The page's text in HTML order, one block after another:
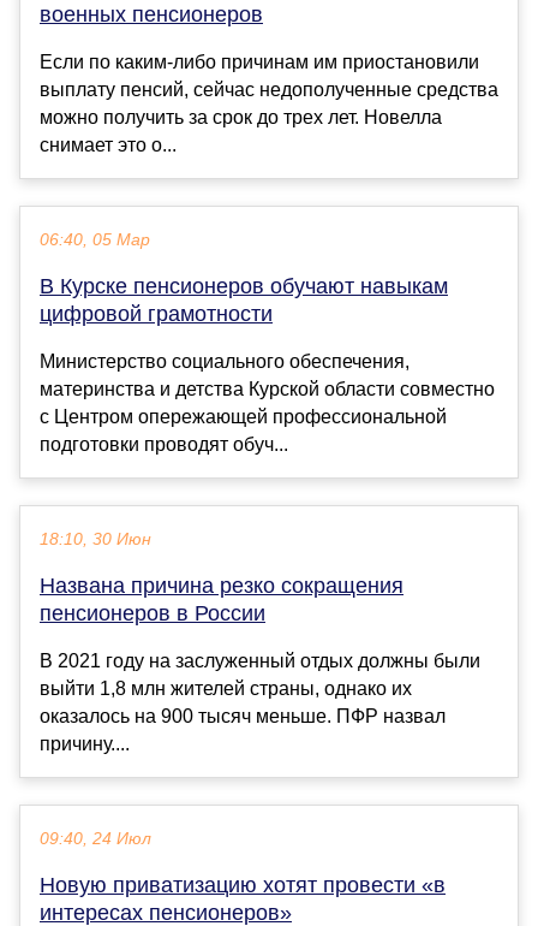
военных пенсионеров
Если по каким-либо причинам им приостановили
выплату пенсий, сейчас недополученные средства
можно получить за срок до трех лет. Новелла
снимает это о...
06:40, 05 Мар
В Курске пенсионеров обучают навыкам
цифровой грамотности
Министерство социального обеспечения,
материнства и детства Курской области совместно
с Центром опережающей профессиональной
подготовки проводят обуч...
18:10, 30 Июн
Названа причина резко сокращения
пенсионеров в России
В 2021 году на заслуженный отдых должны были
выйти 1,8 млн жителей страны, однако их
оказалось на 900 тысяч меньше. ПФР назвал
причину....
09:40, 24 Июл
Новую приватизацию хотят провести «в
интересах пенсионеров»